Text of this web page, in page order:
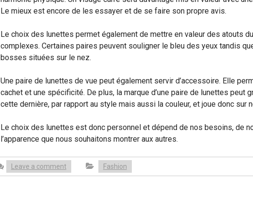
Le mieux est encore de les essayer et de se faire son propre avis.
Le choix des lunettes permet également de mettre en valeur des atouts
complexes. Certaines paires peuvent souligner le bleu des yeux tandis
bosses situées sur le nez.
Une paire de lunettes de vue peut également servir d’accessoire. Elle
cachet et une spécificité. De plus, la marque d’une paire de lunettes peut
cette dernière, par rapport au style mais aussi la couleur, et joue donc sur
Le choix des lunettes est donc personnel et dépend de nos besoins, de
l’apparence que nous souhaitons montrer aux autres.
Leave a comment Fashion